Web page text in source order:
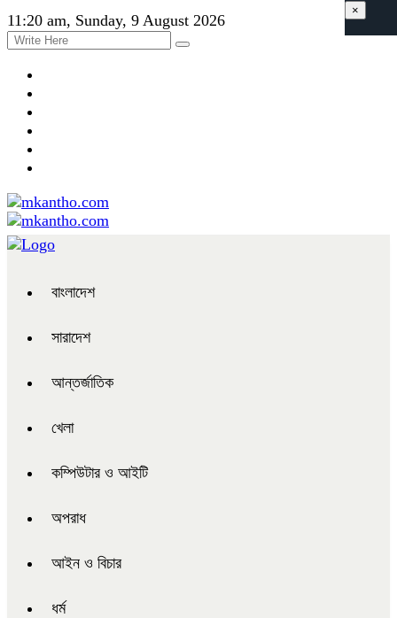
11:20 am, Sunday, 9 August 2026
বাংলাদেশ
সারাদেশ
আন্তর্জাতিক
খেলা
কম্পিউটার ও আইটি
অপরাধ
আইন ও বিচার
ধর্ম
×